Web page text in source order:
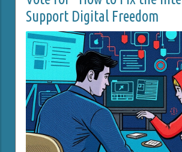
Support Digital Freedom